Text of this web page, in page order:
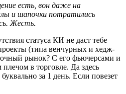
есть, вон даже на
и шапочки потратились
Жесть.
статуса КИ не даст тебе
(типа венчурных и хедж-
рынок? С его фьючерсами и
в торговле. Да здесь
за 1 день. Если повезет